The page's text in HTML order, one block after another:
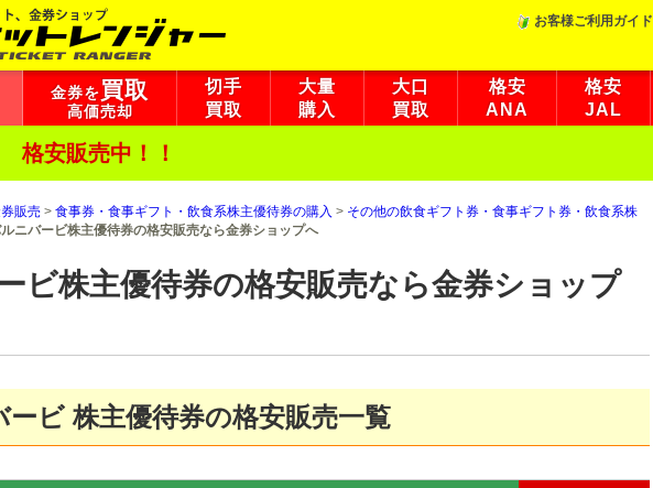
お客様ご利用ガイド
金券を買取
高価売却
切手
買取
大量
購入
大口
買取
格安
ANA
格安
JAL
格安販売中！！
販売 > 食事券・食事ギフト・飲食系株主優待券の購入 > その他の飲食ギフト券・食事ギフト券・飲食系株
ニバービ株主優待券の格安販売なら金券ショップへ
ビ株主優待券の格安販売なら金券ショップ
ービ 株主優待券の格安販売一覧